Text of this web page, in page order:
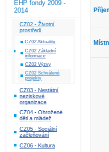
EHP fondy 2009 -
2014
CZ02 - Životní
prostředí
CZ02 Aktuality
CZ02 Základní
informace
CZ02 Výzvy
CZ02 Schválené
projekty
CZ03 - Nestátní
neziskové
organizace
CZ04 - Ohrožené
děti a mládež
CZ05 - Sociální
začleňování
CZ06 - Kultura